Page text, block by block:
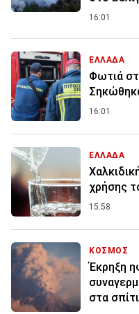
16:01
ΕΛΛΑΔΑ
Φωτιά
16:01
ΕΛΛΑΔΑ
χρήσης
15:58
ΚΟΣΜΟΣ
Έκρηξη
στα